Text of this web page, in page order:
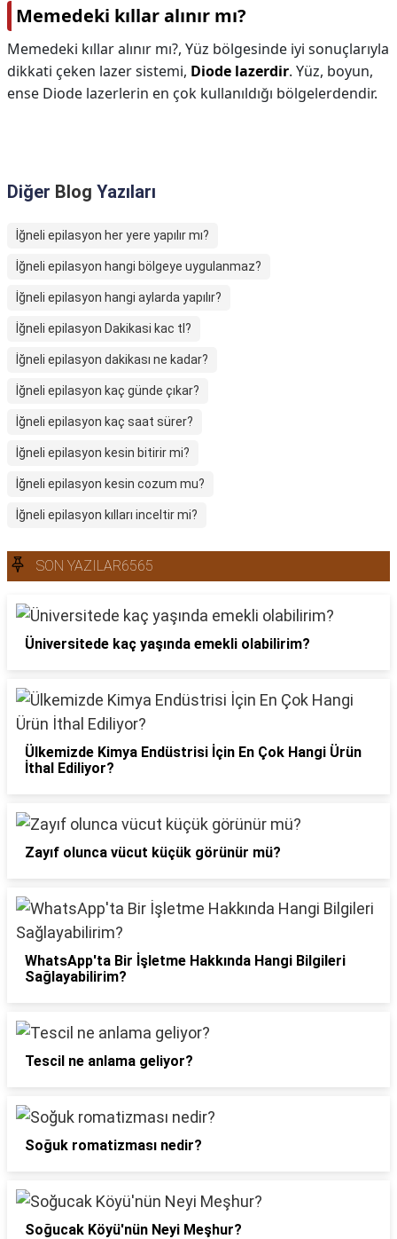
Memedeki kıllar alınır mı?
Memedeki kıllar alınır mı?, Yüz bölgesinde iyi sonuçlarıyla
dikkati çeken lazer sistemi, Diode lazerdir. Yüz, boyun,
ense Diode lazerlerin en çok kullanıldığı bölgelerdendir.
Diğer Blog Yazıları
İğneli epilasyon her yere yapılır mı?
İğneli epilasyon hangi bölgeye uygulanmaz?
İğneli epilasyon hangi aylarda yapılır?
İğneli epilasyon Dakikasi kac tl?
İğneli epilasyon dakikası ne kadar?
İğneli epilasyon kaç günde çıkar?
İğneli epilasyon kaç saat sürer?
İğneli epilasyon kesin bitirir mi?
İğneli epilasyon kesin cozum mu?
İğneli epilasyon kılları inceltir mi?
SON YAZILAR6565
Üniversitede kaç yaşında emekli olabilirim?
Ülkemizde Kimya Endüstrisi İçin En Çok Hangi Ürün
İthal Ediliyor?
Zayıf olunca vücut küçük görünür mü?
WhatsApp'ta Bir İşletme Hakkında Hangi Bilgileri
Sağlayabilirim?
Tescil ne anlama geliyor?
Soğuk romatizması nedir?
Soğucak Köyü'nün Neyi Meşhur?